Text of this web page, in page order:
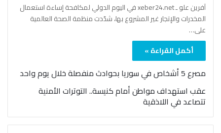
آفرين علو ـ xeber24.net في اليوم الدولي لمكافحة إساءة استعمال
المخدرات والإتجار غير المشروع بها، شدّدت منظمة الصحة العالمية
على…
أكمل القراءة »
مصرع 5 أشخاص في سوريا بحوادث منفصلة خلال يوم واحد
عقب استهداف مواطن أمام كنيسة.. التوترات الأمنية
تتصاعد في اللاذقية